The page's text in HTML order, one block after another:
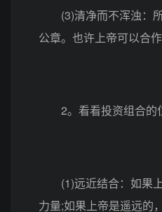
(3)清净而不浑浊：所
公章。也许上帝可以合
2。看看投资组合的
(1)远近结合：如果上
力量;如果上帝是遥远的